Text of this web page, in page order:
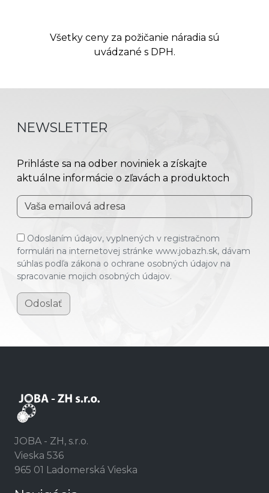
Všetky ceny za požičanie náradia sú
uvádzané s DPH.
NEWSLETTER
Prihláste sa na odber noviniek a získajte
aktuálne informácie o zľavách a produktoch
Odoslaním údajov, vyplnených v registračnom
formulári na internetovej stránke www.jobazh.sk, dávam
súhlas podľa zákona o ochrane osobných údajov na
spracovanie mojich osobných údajov.
Odoslať
JOBA - ZH, s.r.o.
Vieska 536
965 01 Ladomerská Vieska